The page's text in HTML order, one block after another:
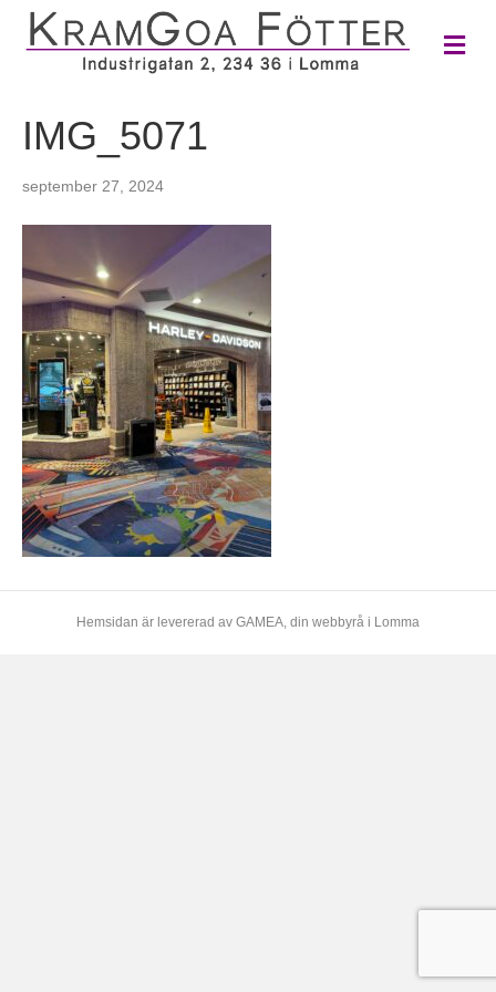
M
e
IMG_5071
september 27, 2024
Hemsidan är levererad av GAMEA, din webbyrå i Lomma